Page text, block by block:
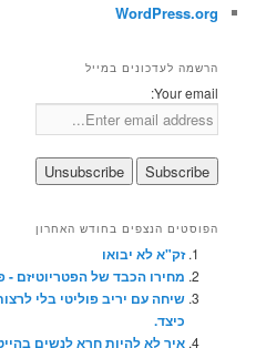
WordPress.org
הרשמה לעדכונים במייל
Your email:
הפוסטים הנצפים בחודש האחרון
זק"א לא יבואו
מחירו הכבד של הפטריוטיזם -
שיחה עם יריב פוליטי בלי
כיצד.
איך לא להיות חרא לנשים